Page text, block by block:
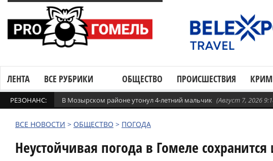
ЛЕНТА ВСЕ РУБРИКИ ОБЩЕСТВО ПРОИСШЕСТВИЯ
РЕЗОНАНС: В Мозырском районе утонул 4-летний мальчик (Август 7, 2026
ВСЕ НОВОСТИ > ОБЩЕСТВО > ПОГОДА
Неустойчивая погода в Гомеле